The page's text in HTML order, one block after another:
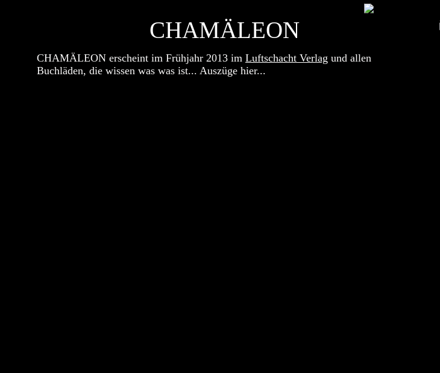
CHAMÄLEON
CHAMÄLEON erscheint im Frühjahr 2013 im Luftschacht Verlag und allen
Buchläden, die wissen was was ist... Auszüge hier...